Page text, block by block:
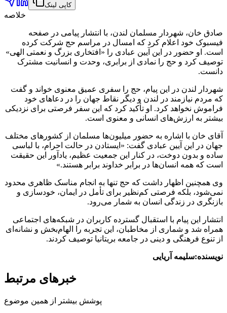
کاپی لینک
خلاصه
صادق خان، شهردار مسلمان لندن، با انتشار پیامی در صفحه
فیسبوک خود اعلام کرد که امسال در مراسم حج شرکت کرده
است. او حضور در این آیین عبادی را «افتخاری بزرگ و نعمتی الهی»
توصیف کرد و حج را نمادی از برابری، وحدت و انسانیت مشترک
دانست.
شهردار لندن در این پیام، حج را سفری عمیق معنوی خواند و گفت
که مردم نیازمند در لندن و دیگر نقاط جهان را در دعاهای خود
فراموش نخواهد کرد. او تأکید کرد که این سفر فرصتی برای نزدیکی
بیشتر به ارزش‌های انسانی و معنوی است.
آقای خان با اشاره به حضور میلیون‌ها مسلمان از کشورهای مختلف
جهان در این آیین عبادی گفت: «ایستادن در حالت احرام، با لباسی
ساده و بدون دوخت، در کنار این جمعیت عظیم، یادآور این حقیقت
است که همه انسان‌ها در برابر خداوند برابر هستند.»
وی همچنین اظهار داشت که حج تنها به انجام مناسک ظاهری محدود
نمی‌شود، بلکه فرصتی کم‌نظیر برای تأمل در ایمان، خودسازی و
بازنگری در زندگی انسان به شمار می‌رود.
انتشار این پیام با استقبال گسترده کاربران در شبکه‌های اجتماعی
همراه شد و شماری از مخاطبان، این تجربه را الهام‌بخش و نشانه‌ای
از تنوع فرهنگی و دینی در جامعه بریتانیا توصیف کردند.
نویسنده:سلیمه آریایی
خبرهای مرتبط
پوشش بیشتر از همین موضوع